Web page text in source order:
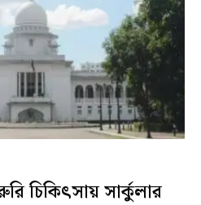
চিকিৎসায় সার্কুলার